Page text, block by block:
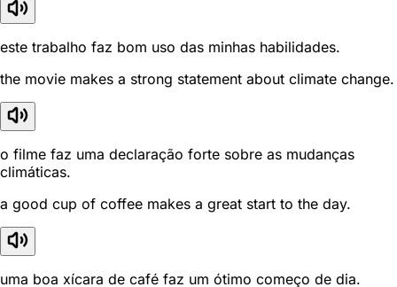
este trabalho faz bom uso das minhas habilidades.
the movie makes a strong statement about climate change.
o filme faz uma declaração forte sobre as mudanças
climáticas.
a good cup of coffee makes a great start to the day.
uma boa xícara de café faz um ótimo começo de dia.